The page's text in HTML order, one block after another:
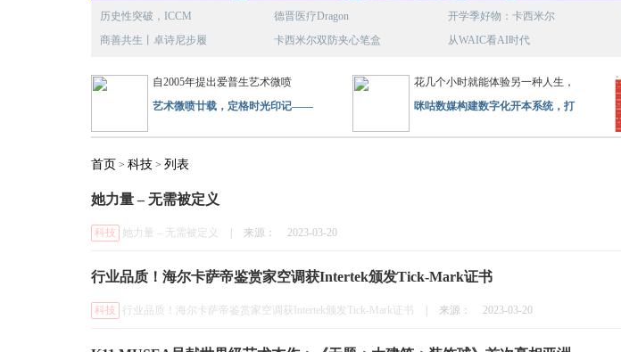
历史性突破，ICCM
商善共生丨卓诗尼步履
德晋医疗Dragon
卡西米尔双防夹心笔盒
开学季好物：卡西米尔
从WAIC看AI时代
自2005年提出爱普生艺术微喷
艺术微喷廿载，定格时光印记——
花几个小时就能体验另一种人生，
咪咕数媒构建数字化开本系统，打
首页 > 科技 > 列表
她力量 – 无需被定义
科技 她力量 – 无需被定义 来源： 2023-03-20
行业品质！海尔卡萨帝鉴赏家空调获Intertek颁发Tick-Mark证书
科技 行业品质！海尔卡萨帝鉴赏家空调获Intertek颁发Tick-Mark证书 来源： 2023-03-20